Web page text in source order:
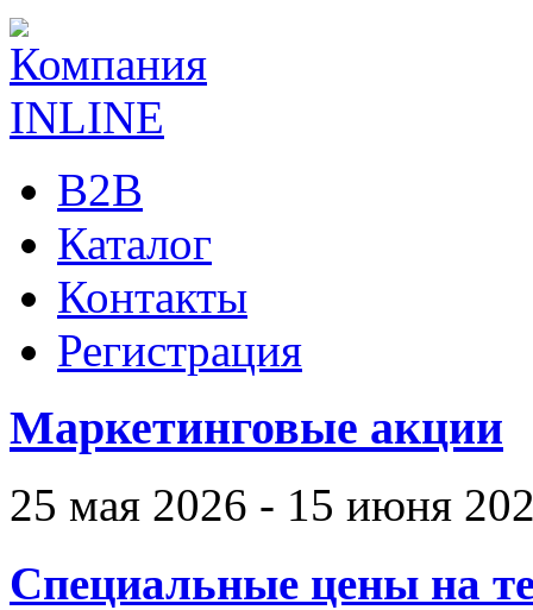
B2B
Каталог
Контакты
Регистрация
Маркетинговые акции
25 мая 2026 - 15 июня
Специальные цены на